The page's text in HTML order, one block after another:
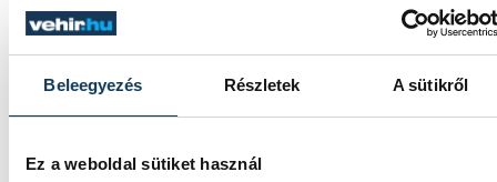
Beleegyezés Részletek A sütikről
Ez a weboldal sütiket használ
Fotó: Művészetek Völgye / Fekete Tibor